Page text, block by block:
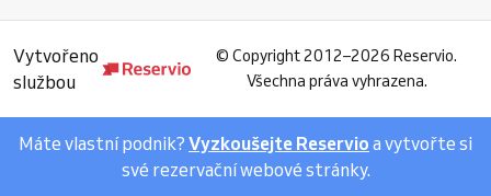
Vytvořeno
službou
© Copyright 2012–2026 Reservio.
Všechna práva vyhrazena.
Máte vlastní podnik? Vyzkoušejte Reservio a vytvořte si
své rezervační webové stránky.